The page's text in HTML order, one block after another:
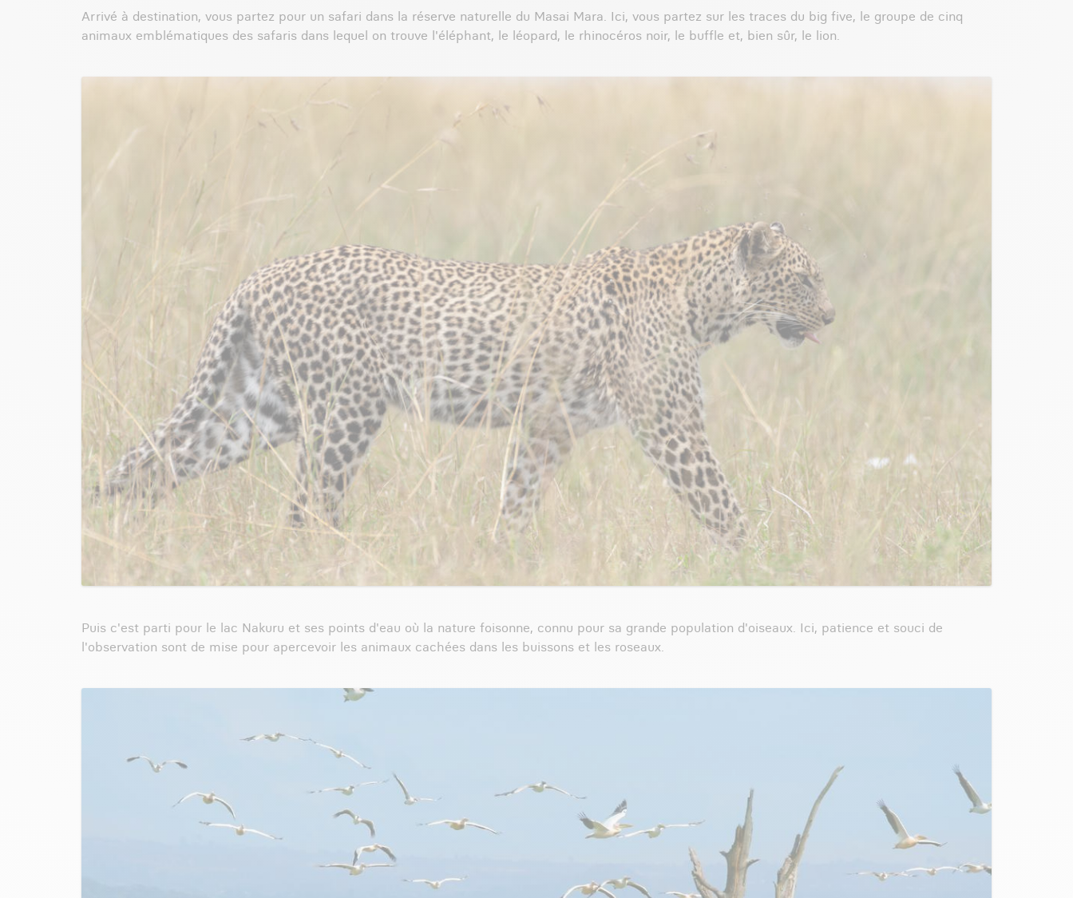
Arrivé à destination, vous partez pour un safari dans la réserve naturelle du Masai Mara. Ici, vous partez sur les traces du big five, le groupe de cinq
animaux emblématiques des safaris dans lequel on trouve l'éléphant, le léopard, le rhinocéros noir, le buffle et, bien sûr, le lion.
Puis c'est parti pour le lac Nakuru et ses points d'eau où la nature foisonne, connu pour sa grande population d'oiseaux. Ici, patience et souci de
l'observation sont de mise pour apercevoir les animaux cachées dans les buissons et les roseaux.